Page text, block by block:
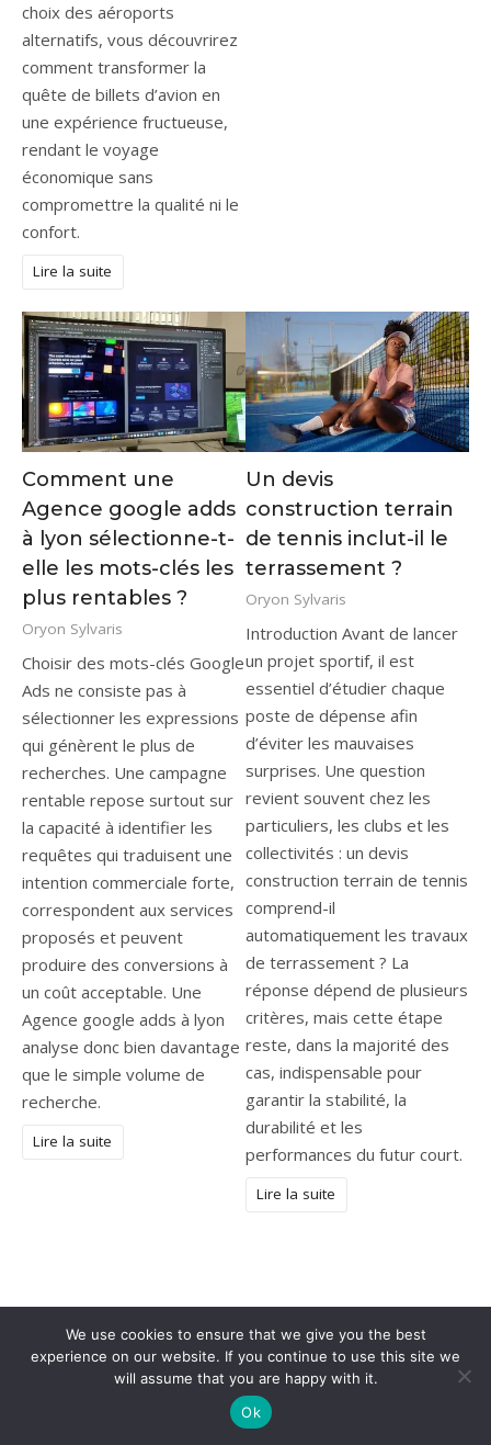
choix des aéroports
alternatifs, vous découvrirez
comment transformer la
quête de billets d’avion en
une expérience fructueuse,
rendant le voyage
économique sans
compromettre la qualité ni le
confort.
Lire la suite
Comment une
Agence google adds
à lyon sélectionne-t-
elle les mots-clés les
plus rentables ?
Oryon Sylvaris
Choisir des mots-clés Google
Ads ne consiste pas à
sélectionner les expressions
qui génèrent le plus de
recherches. Une campagne
rentable repose surtout sur
la capacité à identifier les
requêtes qui traduisent une
intention commerciale forte,
correspondent aux services
proposés et peuvent
produire des conversions à
un coût acceptable. Une
Agence google adds à lyon
analyse donc bien davantage
que le simple volume de
recherche.
Lire la suite
Un devis
construction terrain
de tennis inclut-il le
terrassement ?
Oryon Sylvaris
Introduction Avant de lancer
un projet sportif, il est
essentiel d’étudier chaque
poste de dépense afin
d’éviter les mauvaises
surprises. Une question
revient souvent chez les
particuliers, les clubs et les
collectivités : un devis
construction terrain de tennis
comprend-il
automatiquement les travaux
de terrassement ? La
réponse dépend de plusieurs
critères, mais cette étape
reste, dans la majorité des
cas, indispensable pour
garantir la stabilité, la
durabilité et les
performances du futur court.
Lire la suite
We use cookies to ensure that we give you the best
experience on our website. If you continue to use this site we
will assume that you are happy with it.
Ok